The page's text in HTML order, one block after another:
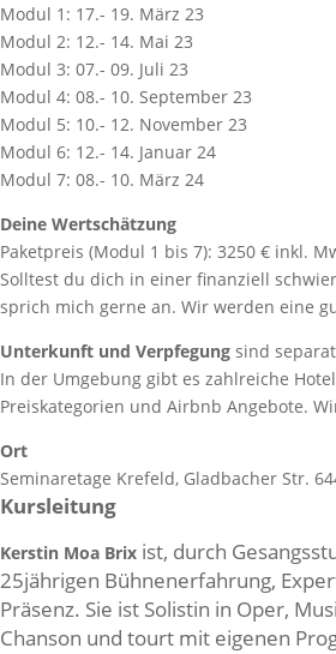
Modul 1: 17.- 19. März 23
Modul 2: 12.- 14. Mai 23
Modul 3: 07.- 09. Juli 23
Modul 4: 08.- 10. September 23
Modul 5: 10.- 12. November 23
Modul 6: 12.- 14. Januar 24
Modul 7: 08.- 10. März 24
Deine Wertschätzung
Paketpreis (Modul 1 bis 7): 3250 € inkl.
Solltest du dich in einer finanziell
sprich mich gerne an. Wir werden eine
Unterkunft und Verpfegung sind
In der Umgebung gibt es zahlreiche
Preiskategorien und Airbnb Angebote.
Ort
Seminaretage Krefeld, Gladbacher Str.
Kursleitung
Kerstin Moa Brix ist, durch
25jährigen Bühnenerfahrung,
Präsenz. Sie ist Solistin in Oper,
Chanson und tourt mit eigenen